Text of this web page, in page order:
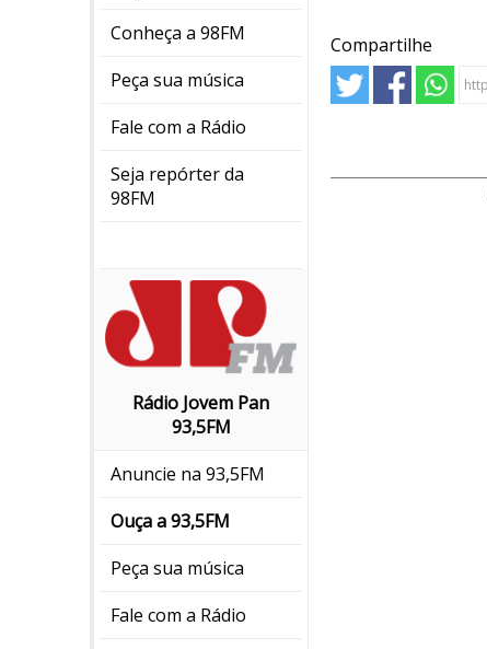
Conheça a 98FM
Peça sua música
Fale com a Rádio
Seja repórter da
98FM
Rádio Jovem Pan
93,5FM
Anuncie na 93,5FM
Ouça a 93,5FM
Peça sua música
Fale com a Rádio
Compartilhe